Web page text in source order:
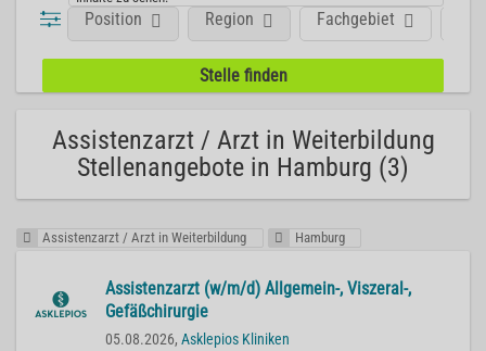
Position Fachgebiet
Region
Assistenzarzt / Arzt in Weiterbildung
Stellenangebote in Hamburg (3)
Assistenzarzt / Arzt in Weiterbildung Hamburg
Assistenzarzt (w/m/d) Allgemein-, Viszeral-,
Gefäßchirurgie
05.08.2026, Asklepios Kliniken